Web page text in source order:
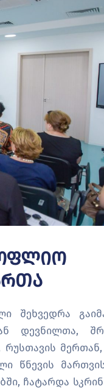
შეხვედრა
დევნილთა,
წნევის
ჩატარდა